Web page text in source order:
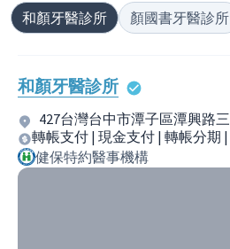
和顏牙醫診所 顏國書牙醫診所
和顏牙醫診所
427台灣台中市潭子區潭興路
轉帳支付 | 現金支付 | 轉帳分期
健保特約醫事機構